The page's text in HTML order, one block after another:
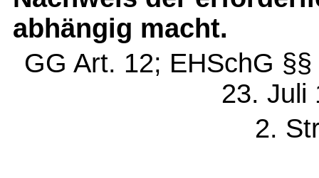
abhängig macht.
GG Art. 12; EHSchG
23. Juli
2.